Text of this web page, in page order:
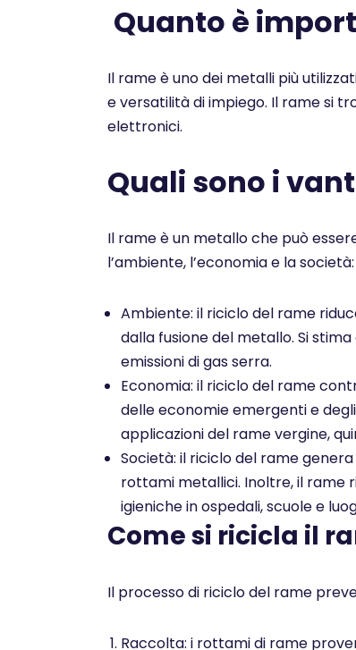
Quanto è
Il rame è uno dei metalli più
e versatilità di impiego. Il rame si
elettronici.
Quali sono i
Il rame è un metallo che può
l’ambiente, l’economia e la società:
Ambiente: il riciclo del rame
dalla fusione del metallo. Si
emissioni di gas serra.
Economia: il riciclo del rame
delle economie emergenti e
applicazioni del rame vergine,
Società: il riciclo del rame
rottami metallici. Inoltre, il rame
igieniche in ospedali, scuole e
Come si ricicla il
Il processo di riciclo del rame
Raccolta: i rottami di rame